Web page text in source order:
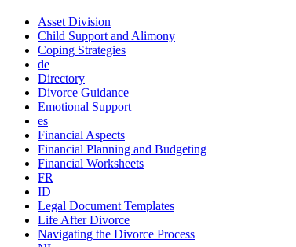
Asset Division
Child Support and Alimony
Coping Strategies
de
Directory
Divorce Guidance
Emotional Support
es
Financial Aspects
Financial Planning and Budgeting
Financial Worksheets
FR
ID
Legal Document Templates
Life After Divorce
Navigating the Divorce Process